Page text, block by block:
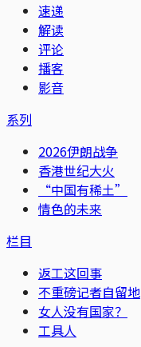
速递
解读
评论
播客
影音
系列
2026伊朗战争
香港世纪大火
“中国有稀土”
情色的未来
栏目
返工这回事
不重磅记者自留地
女人没有国家？
工具人